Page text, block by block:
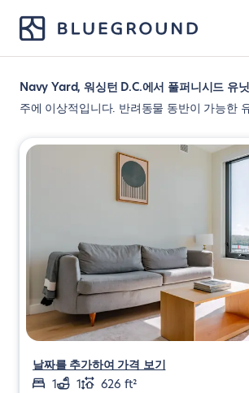
Navy Yard, 워싱턴 D.C.에서 풀퍼니시드 유
주에 이상적입니다. 반려동물 동반이 가능한
날짜를 추가하여 가격 보기
1
1
626 ft²